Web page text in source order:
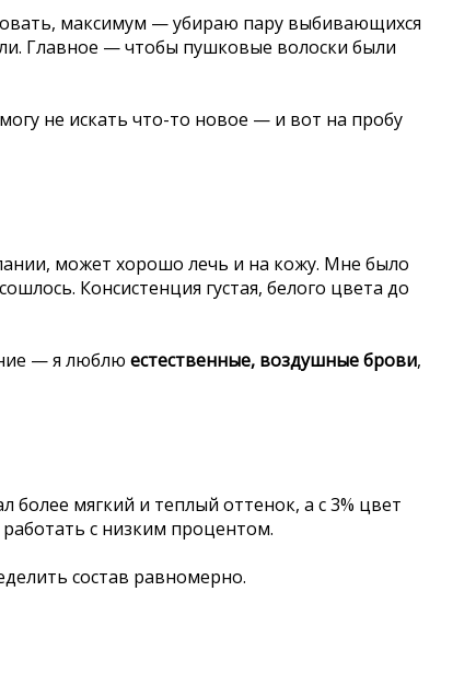
максимум — убираю пару выбивающихся
Главное — чтобы пушковые волоски были
не искать что-то новое — и вот на пробу
может хорошо лечь и на кожу. Мне было
Консистенция густая, белого цвета до
— я люблю естественные, воздушные брови,
более мягкий и теплый оттенок, а с 3% цвет
с низким процентом.
состав равномерно.